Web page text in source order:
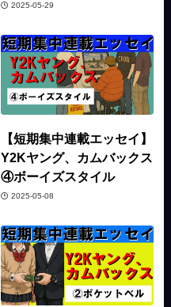
2025-05-29
【短期集中連載エッセイ】
Y2Kヤング、カムバックス
④ボーイズスタイル
2025-05-08